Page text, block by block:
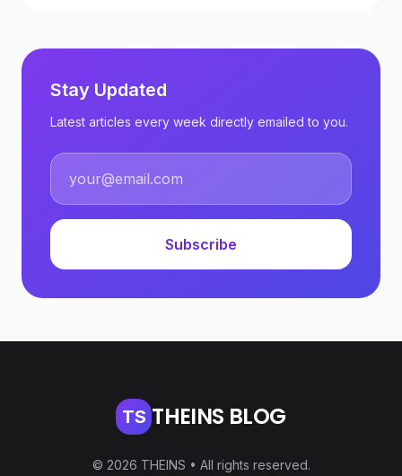
Stay Updated
Latest articles every week directly emailed to you.
Subscribe
TS THEINS BLOG
© 2026 THEINS • All rights reserved.